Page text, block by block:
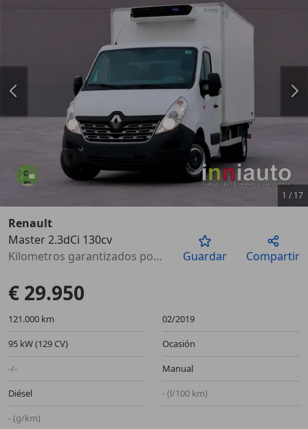
Anterior
1 / 17
Renault
Master 2.3dCi 130cv
Kilometros garantizados por escrito
Guardar Compartir
€ 29.950
121.000 km
02/2019
95 kW (129 CV)
Ocasión
-/-
Manual
Diésel
- (l/100 km)
- (g/km)